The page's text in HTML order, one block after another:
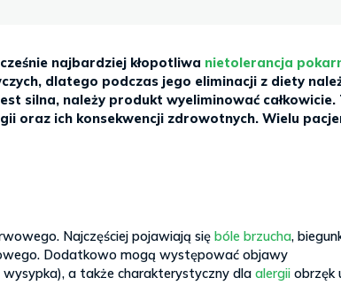
najbardziej kłopotliwa nietolerancja
dlatego podczas jego eliminacji z diety
silna, należy produkt wyeliminować całkowicie.
oraz ich konsekwencji zdrowotnych. Wielu
Najczęściej pojawiają siębóle brzucha,
Dodatkowo mogą występować objawy
wysypka), a także charakterystyczny dlaalergii obrzęk